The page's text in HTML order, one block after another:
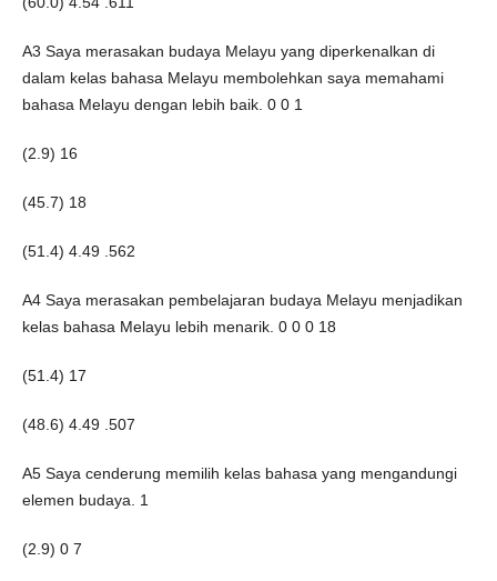
A3 Saya merasakan budaya Melayu yang diperkenalkan di
dalam kelas bahasa Melayu membolehkan saya memahami
bahasa Melayu dengan lebih baik. 0 0 1
(2.9) 16
(45.7) 18
(51.4) 4.49 .562
A4 Saya merasakan pembelajaran budaya Melayu menjadikan
kelas bahasa Melayu lebih menarik. 0 0 0 18
(51.4) 17
(48.6) 4.49 .507
A5 Saya cenderung memilih kelas bahasa yang mengandungi
elemen budaya. 1
(2.9) 0 7